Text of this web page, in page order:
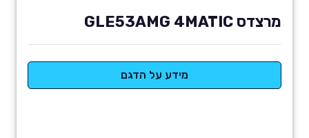
מרצדס GLE53AMG 4MATIC
מידע על הדגם